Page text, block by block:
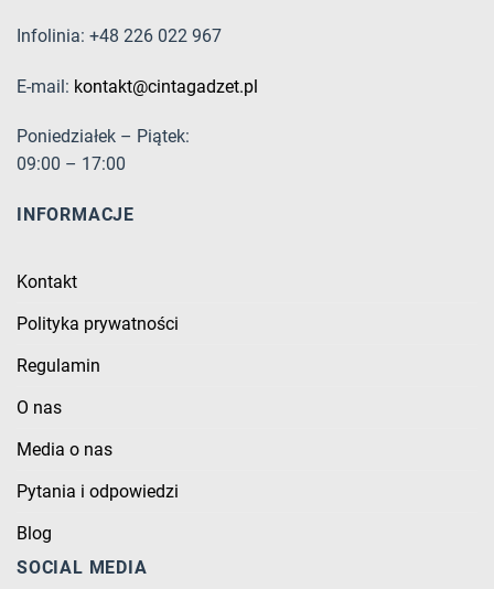
Infolinia: +48 226 022 967
E-mail: kontakt@cintagadzet.pl
Poniedziałek – Piątek:
09:00 – 17:00
INFORMACJE
Kontakt
Polityka prywatności
Regulamin
O nas
Media o nas
Pytania i odpowiedzi
Blog
SOCIAL MEDIA